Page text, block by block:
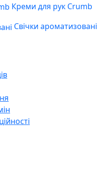
Креми для рук Crumb
Свічки ароматизовані